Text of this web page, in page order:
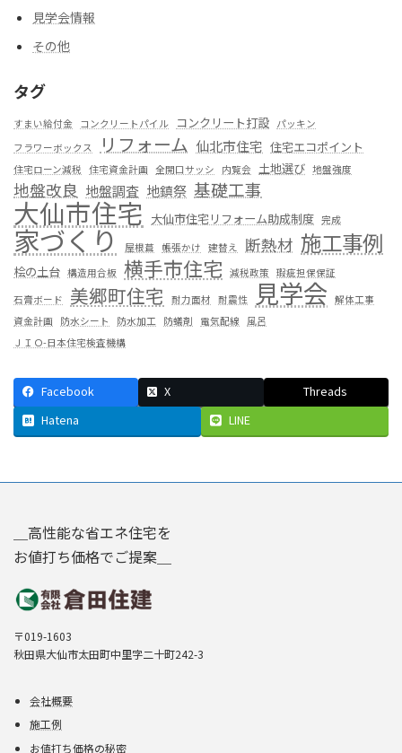
見学会情報
その他
タグ
すまい給付金 コンクリートパイル コンクリート打設 パッキン
フラワーボックス
リフォーム 仙北市住宅 住宅エコポイント
住宅ローン減税 住宅資金計画 全開口サッシ 内覧会 土地選び 地盤強度
地盤改良 地盤調査 地鎮祭 基礎工事
大仙市住宅 大仙市住宅リフォーム助成制度 完成
家づくり 屋根葺 帳張かけ 建替え 断熱材 施工事例
桧の土台 構造用合板 横手市住宅 減税政策 瑕疵担保保証
石膏ボード
美郷町住宅 耐力面材 耐震性 見学会 解体工事
資金計画
防水シート 防水加工 防蟻剤 電気配線
風呂
ＪＩＯ-日本住宅検査機構
Facebook X
Threads
Hatena
LINE
＿高性能な省エネ住宅を
お値打ち価格でご提案＿
〒019-1603
秋田県大仙市太田町中里字二十町242-3
会社概要
施工例
お値打ち価格の秘密